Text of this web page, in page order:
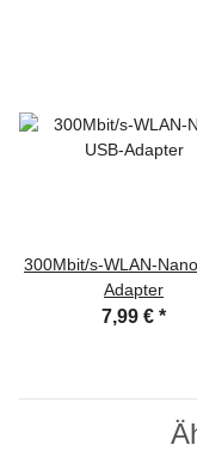
300Mbit/s-WLAN-
Adapter
7,99 € *